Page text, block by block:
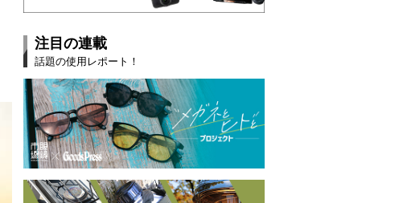
注目の連載
話題の使用レポート！